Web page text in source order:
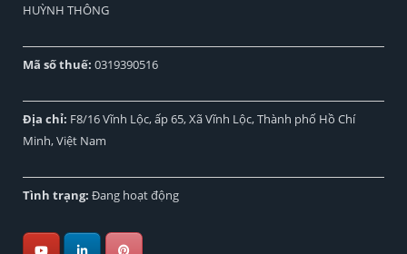
HUỲNH THÔNG
Mã số thuế: 0319390516
Địa chỉ: F8/16 Vĩnh Lộc, ấp 65, Xã Vĩnh Lộc, Thành phố Hồ Chí
Minh, Việt Nam
Tình trạng: Đang hoạt động